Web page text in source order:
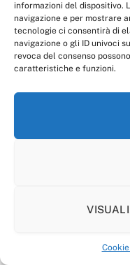
informazioni del dispositivo.
navigazione e per mostrare
tecnologie ci consentirà di
navigazione o gli ID univoci
revoca del consenso
caratteristiche e funzioni.